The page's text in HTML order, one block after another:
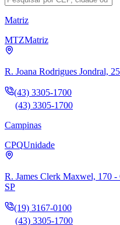
Matriz
MTZMatriz
R. Joana Rodrigues Jondral,
(43) 3305-1700
(43) 3305-1700
Campinas
CPQUnidade
R. James Clerk Maxwel, 170
SP
(19) 3167-0100
(43) 3305-1700